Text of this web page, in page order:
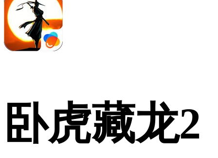
卧虎藏龙2